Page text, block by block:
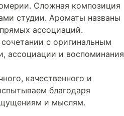
Сложная композиция
студии. Ароматы названы
ассоциаций.
с оригинальным
ассоциации и воспоминания
качественного и
благодаря
и мыслям.